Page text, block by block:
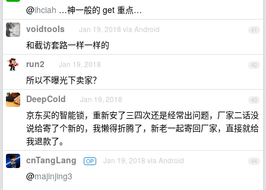
@ihciah …神一般的 get 重点…
41
voidtools Jan 19, 2018 via Android
和截访套路一样一样的
42
run2 Jan 19, 2018
所以不曝光下卖家？
43
DeepCold Jan 19, 2018
京东买的智能锁，重新安了三四次还是经常出问题，厂家二话没
说给寄了个新的，我懒得折腾了，新老一起寄回厂家，直接就给
我退款了。
44
cnTangLang OP Jan 19, 2018 via Android
@majinjing3